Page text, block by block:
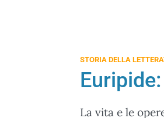
STORIA DELLA
La vita e le